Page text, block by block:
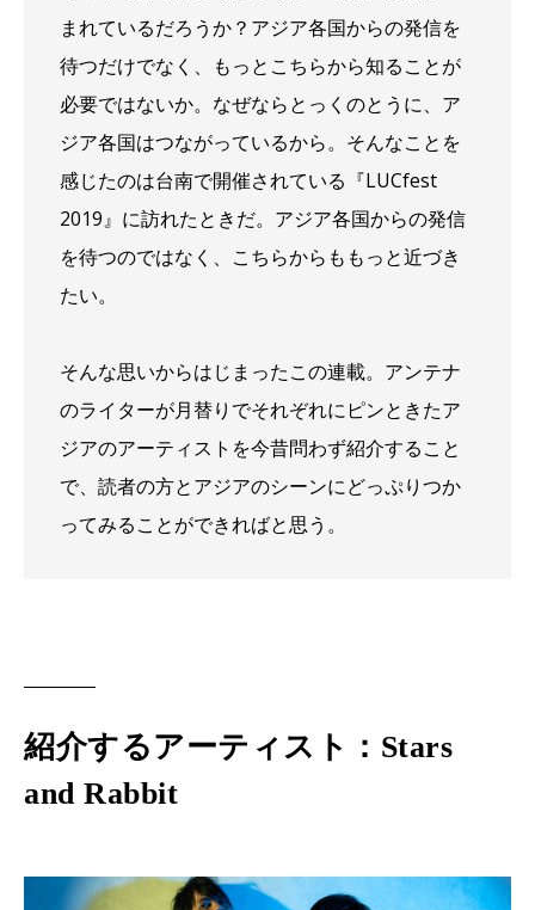
まれているだろうか？アジア各国からの発信を
待つだけでなく、もっとこちらから知ることが
必要ではないか。なぜならとっくのとうに、ア
ジア各国はつながっているから。そんなことを
感じたのは台南で開催されている『LUCfest
2019』に訪れたときだ。アジア各国からの発信
を待つのではなく、こちらからももっと近づき
たい。
そんな思いからはじまったこの連載。アンテナ
のライターが月替りでそれぞれにピンときたア
ジアのアーティストを今昔問わず紹介すること
で、読者の方とアジアのシーンにどっぷりつか
ってみることができればと思う。
紹介するアーティスト：Stars
and Rabbit